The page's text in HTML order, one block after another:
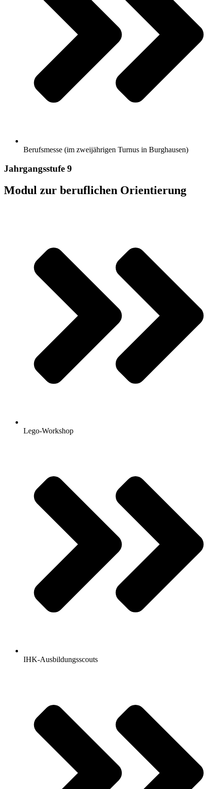
Berufsmesse (im zweijährigen Turnus in Burghausen)
Jahrgangsstufe 9
Modul zur beruflichen Orientierung
Lego-Workshop
IHK-Ausbildungsscouts